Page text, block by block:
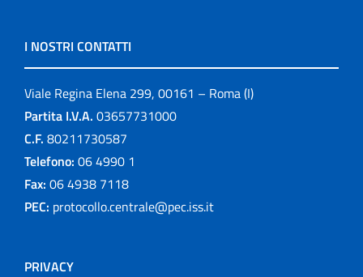
I NOSTRI CONTATTI
Viale Regina Elena 299, 00161 – Roma (I)
Partita I.V.A. 03657731000
C.F. 80211730587
Telefono: 06 4990 1
Fax: 06 4938 7118
PEC: protocollo.centrale@pec.iss.it
PRIVACY